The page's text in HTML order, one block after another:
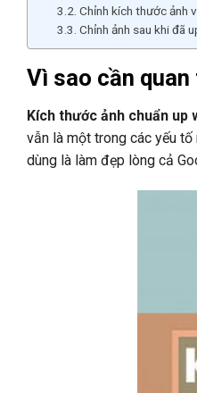
Chỉnh kích thước ảnh
Chỉnh ảnh sau khi đã
Vì sao cần
Kích thước ảnh chuẩn up
vẫn là một trong các yếu
dùng là làm đẹp lòng cả